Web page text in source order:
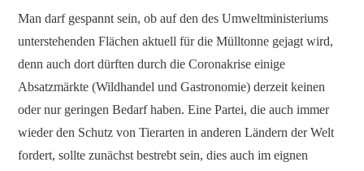
Man darf gespannt sein, ob auf den des Umweltministeriums
unterstehenden Flächen aktuell für die Mülltonne gejagt wird,
denn auch dort dürften durch die Coronakrise einige
Absatzmärkte (Wildhandel und Gastronomie) derzeit keinen
oder nur geringen Bedarf haben. Eine Partei, die auch immer
wieder den Schutz von Tierarten in anderen Ländern der Welt
fordert, sollte zunächst bestrebt sein, dies auch im eignen